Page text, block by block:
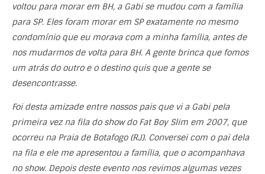
voltou para morar em BH, a Gabi se mudou com a família
para SP. Eles foram morar em SP exatamente no mesmo
condomínio que eu morava com a minha família, antes de
nos mudarmos de volta para BH. A gente brinca que fomos
um atrás do outro e o destino quis que a gente se
desencontrasse.
Foi desta amizade entre nossos pais que vi a Gabi pela
primeira vez na fila do show do Fat Boy Slim em 2007, que
ocorreu na Praia de Botafogo (RJ). Conversei com o pai dela
na fila e ele me apresentou a família, que o acompanhava
no show. Depois deste evento nos revimos algumas vezes